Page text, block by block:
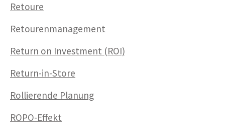
Retoure
Retourenmanagement
Return on Investment (ROI)
Return-in-Store
Rollierende Planung
ROPO-Effekt